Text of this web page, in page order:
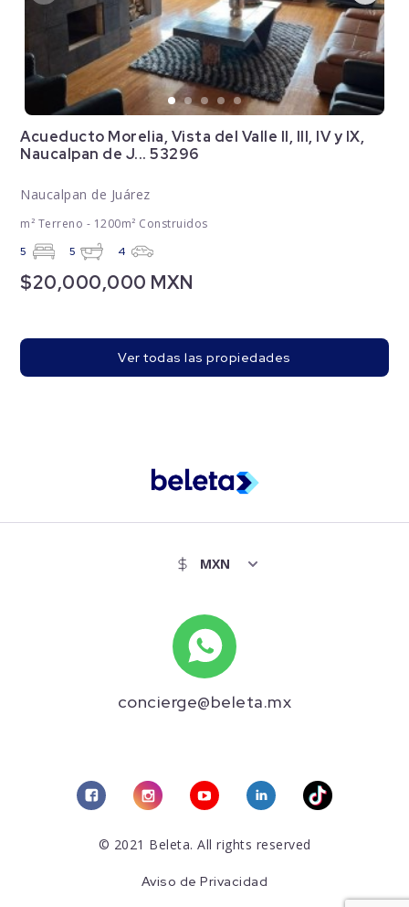
Acueducto Morelia, Vista del Valle II, III, IV y IX,
Naucalpan de J... 53296
Naucalpan de Juárez
m² Terreno - 1200m² Construidos
5 5 4
$20,000,000 MXN
Ver todas las propiedades
concierge@beleta.mx
© 2021 Beleta. All rights reserved
Aviso de Privacidad